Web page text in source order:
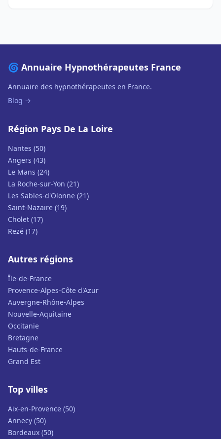
🌀 Annuaire Hypnothérapeutes France
Annuaire des hypnothérapeutes en France.
Blog →
Région Pays De La Loire
Nantes (50)
Angers (43)
Le Mans (24)
La Roche-sur-Yon (21)
Les Sables-d'Olonne (21)
Saint-Nazaire (19)
Cholet (17)
Rezé (17)
Autres régions
Île-de-France
Provence-Alpes-Côte d'Azur
Auvergne-Rhône-Alpes
Nouvelle-Aquitaine
Occitanie
Bretagne
Hauts-de-France
Grand Est
Top villes
Aix-en-Provence (50)
Annecy (50)
Bordeaux (50)